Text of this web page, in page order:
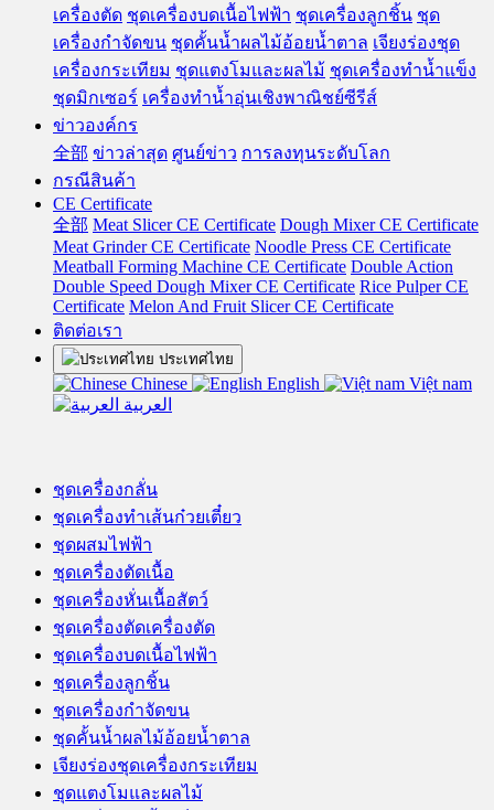
เครื่องตัด ชุดเครื่องบดเนื้อไฟฟ้า ชุดเครื่องลูกชิ้น ชุด
เครื่องกำจัดขน ชุดคั้นน้ำผลไม้อ้อยน้ำตาล เจียงร่องชุด
เครื่องกระเทียม ชุดแตงโมและผลไม้ ชุดเครื่องทำน้ำแข็ง
ชุดมิกเซอร์ เครื่องทำน้ำอุ่นเชิงพาณิชย์ซีรีส์
ข่าวองค์กร
全部 ข่าวล่าสุด ศูนย์ข่าว การลงทุนระดับโลก
กรณีสินค้า
CE Certificate
全部 Meat Slicer CE Certificate Dough Mixer CE Certificate
Meat Grinder CE Certificate Noodle Press CE Certificate
Meatball Forming Machine CE Certificate Double Action
Double Speed Dough Mixer CE Certificate Rice Pulper CE
Certificate Melon And Fruit Slicer CE Certificate
ติดต่อเรา
ประเทศไทย
Chinese English
Việt nam
العربية
ชุดเครื่องกลั่น
ชุดเครื่องทำเส้นก๋วยเตี๋ยว
ชุดผสมไฟฟ้า
ชุดเครื่องตัดเนื้อ
ชุดเครื่องหั่นเนื้อสัตว์
ชุดเครื่องตัดเครื่องตัด
ชุดเครื่องบดเนื้อไฟฟ้า
ชุดเครื่องลูกชิ้น
ชุดเครื่องกำจัดขน
ชุดคั้นน้ำผลไม้อ้อยน้ำตาล
เจียงร่องชุดเครื่องกระเทียม
ชุดแตงโมและผลไม้